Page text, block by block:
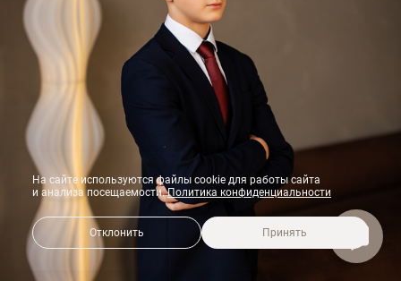
На сайте используются файлы cookie для работы сайта
и анализа посещаемости.Политика конфиденциальности
Отклонить Принять